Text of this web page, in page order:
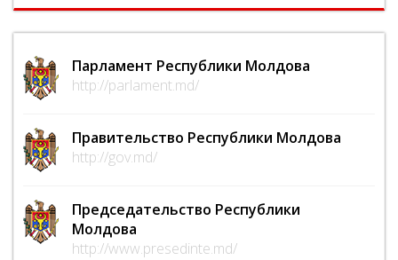
Парламент Республики Молдова
http://parlament.md/
Правительство Республики Молдова
http://gov.md/
Председательство Республики
Молдова
http://www.presedinte.md/